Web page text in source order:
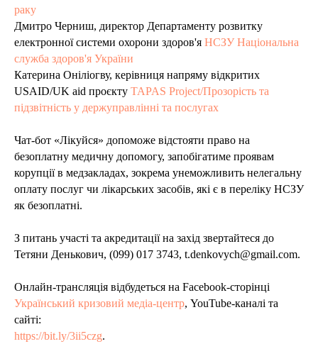
раку
Дмитро Черниш, директор Департаменту розвитку
електронної системи охорони здоров'я НСЗУ Національна
служба здоров'я України
Катерина Оніліогву, керівниця напряму відкритих
USAID/UK aid проєкту TAPAS Project/Прозорість та
підзвітність у держуправлінні та послугах
Чат-бот «Лікуйся» допоможе відстояти право на
безоплатну медичну допомогу, запобігатиме проявам
корупції в медзакладах, зокрема унеможливить нелегальну
оплату послуг чи лікарських засобів, які є в переліку НСЗУ
як безоплатні.
З питань участі та акредитації на захід звертайтеся до
Тетяни Денькович, (099) 017 3743, t.denkovych@gmail.com.
Онлайн-трансляція відбудеться на Facebook-сторінці
Український кризовий медіа-центр, YouTube-каналі та
сайті:
https://bit.ly/3ii5czg.